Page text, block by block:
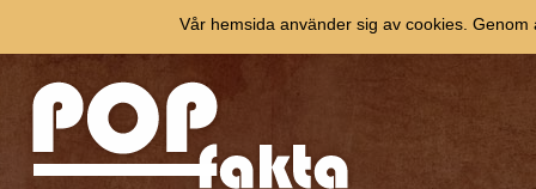
Vår hemsida använder sig av cookies.